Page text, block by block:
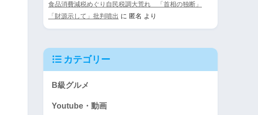
食品消費減税めぐり自民税調大荒れ 「首相の独断」
「財源示して」批判噴出 に 匿名 より
カテゴリー
B級グルメ
Youtube・動画